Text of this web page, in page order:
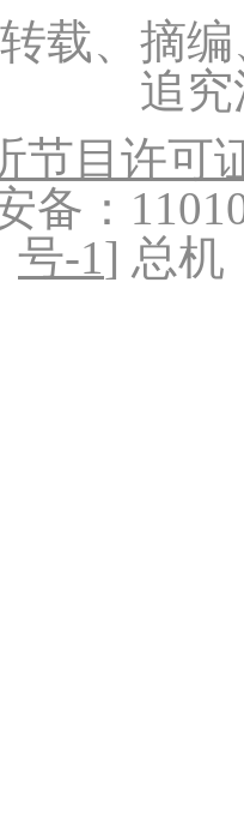
载、摘
追
节目许可
备：
号-1] 总机